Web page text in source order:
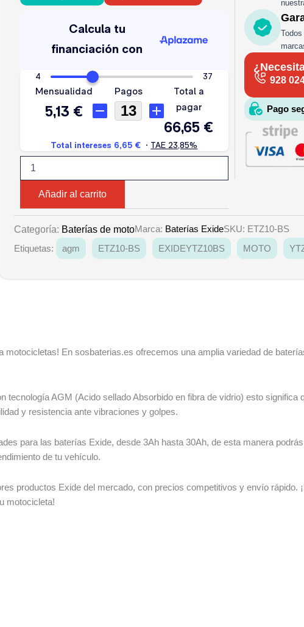
cantidad
Añadir al carrito
928
Pago
Categoría: Baterías de motoMarca: Baterías ExideSKU: ETZ10-BS
Etiquetas:
agm ETZ10-BS EXIDEYTZ10BS MOTO
En sosbaterias.es ofrecemos una amplia variedad de
AGM (Acido sellado Absorbido en fibra de vidrio) esto significa
y resistencia ante vibraciones y golpes.
para las baterías Exide, desde 3Ah hasta 30Ah, de esta manera
de tu vehículo.
productos Exide del mercado, con precios competitivos y envío rápido.
motocicleta!